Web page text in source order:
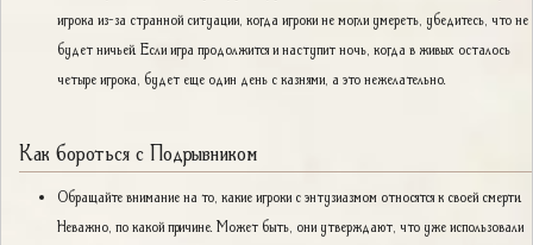
игрока из-за странной ситуации, когда игроки не могли умереть, убедитесь, что не
будет ничьей. Если игра продолжится и наступит ночь, когда в живых осталось
четыре игрока, будет еще один день с казнями, а это нежелательно.
Как бороться с Подрывником
Обращайте внимание на то, какие игроки с энтузиазмом относятся к своей смерти.
Неважно, по какой причине. Может быть, они утверждают, что уже использовали